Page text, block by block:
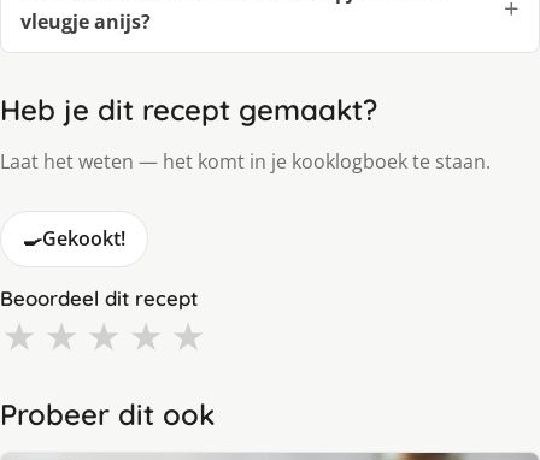
vleugje anijs?
Heb je dit recept gemaakt?
Laat het weten — het komt in je kooklogboek te staan.
🍳Gekookt!
Beoordeel dit recept
★ ★ ★ ★ ★
Probeer dit ook